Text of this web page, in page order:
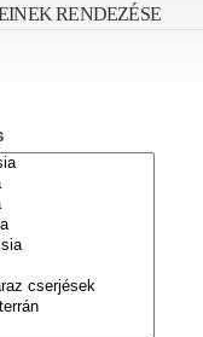
RENDEZÉSE